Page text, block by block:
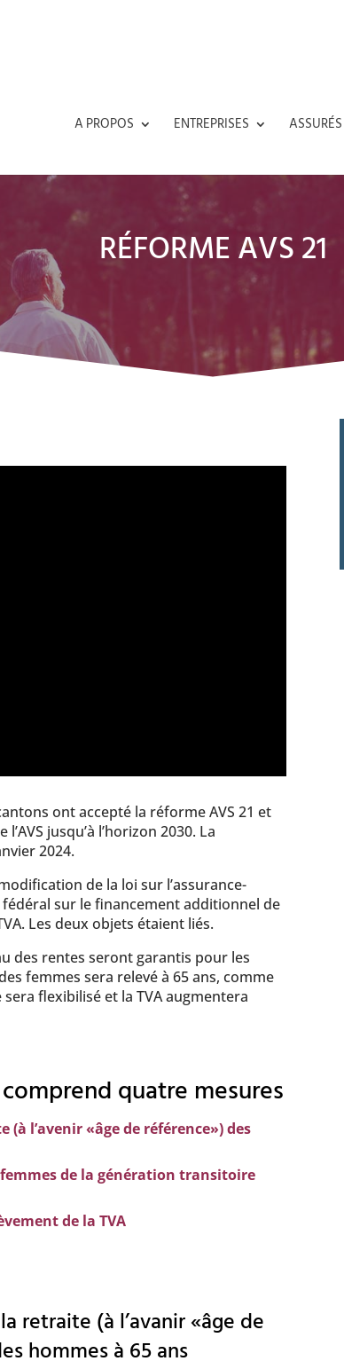
A PROPOS ENTREPRISES ASSURÉS
RÉFORME AVS 21
ont accepté la réforme AVS 21 et
jusqu’à l’horizon 2030. La
2024.
de la loi sur l’assurance-
fédéral sur le financement additionnel de
Les deux objets étaient liés.
des rentes seront garantis pour les
femmes sera relevé à 65 ans, comme
flexibilisé et la TVA augmentera
quatre mesures
l’avenir «âge de référence») des
de la génération transitoire
de la TVA
retraite (à l’avanir «âge de
hommes à 65 ans